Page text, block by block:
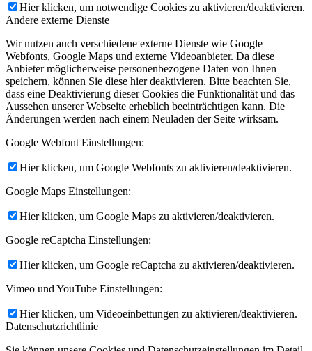
Hier klicken, um notwendige Cookies zu aktivieren/deaktivieren.
Andere externe Dienste
Wir nutzen auch verschiedene externe Dienste wie Google
Webfonts, Google Maps und externe Videoanbieter. Da diese
Anbieter möglicherweise personenbezogene Daten von Ihnen
speichern, können Sie diese hier deaktivieren. Bitte beachten Sie,
dass eine Deaktivierung dieser Cookies die Funktionalität und das
Aussehen unserer Webseite erheblich beeinträchtigen kann. Die
Änderungen werden nach einem Neuladen der Seite wirksam.
Google Webfont Einstellungen:
Hier klicken, um Google Webfonts zu aktivieren/deaktivieren.
Google Maps Einstellungen:
Hier klicken, um Google Maps zu aktivieren/deaktivieren.
Google reCaptcha Einstellungen:
Hier klicken, um Google reCaptcha zu aktivieren/deaktivieren.
Vimeo und YouTube Einstellungen:
Hier klicken, um Videoeinbettungen zu aktivieren/deaktivieren.
Datenschutzrichtlinie